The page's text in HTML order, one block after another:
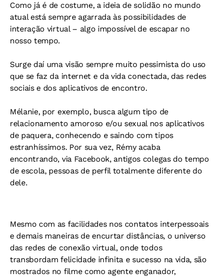
Como já é de costume, a ideia de solidão no mundo
atual está sempre agarrada às possibilidades de
interação virtual – algo impossível de escapar no
nosso tempo.
Surge daí uma visão sempre muito pessimista do uso
que se faz da internet e da vida conectada, das redes
sociais e dos aplicativos de encontro.
Mélanie, por exemplo, busca algum tipo de
relacionamento amoroso e/ou sexual nos aplicativos
de paquera, conhecendo e saindo com tipos
estranhíssimos. Por sua vez, Rémy acaba
encontrando, via Facebook, antigos colegas do tempo
de escola, pessoas de perfil totalmente diferente do
dele.
Mesmo com as facilidades nos contatos interpessoais
e demais maneiras de encurtar distâncias, o universo
das redes de conexão virtual, onde todos
transbordam felicidade infinita e sucesso na vida, são
mostrados no filme como agente enganador,